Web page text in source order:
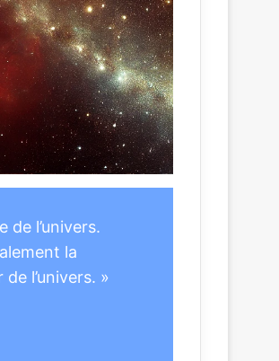
de l’univers.
la
l’univers. »